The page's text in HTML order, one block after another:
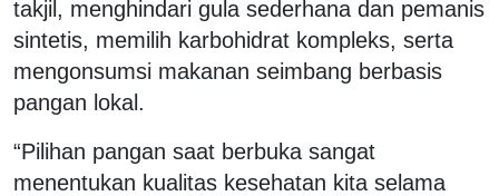
takjil, menghindari gula sederhana dan pemanis
sintetis, memilih karbohidrat kompleks, serta
mengonsumsi makanan seimbang berbasis
pangan lokal.
“Pilihan pangan saat berbuka sangat
menentukan kualitas kesehatan kita selama